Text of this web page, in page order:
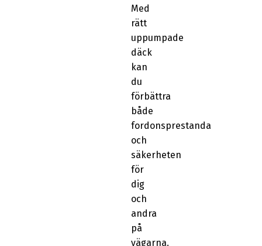
Med
rätt
uppumpade
däck
kan
du
förbättra
både
fordonsprestanda
och
säkerheten
för
dig
och
andra
på
vägarna.